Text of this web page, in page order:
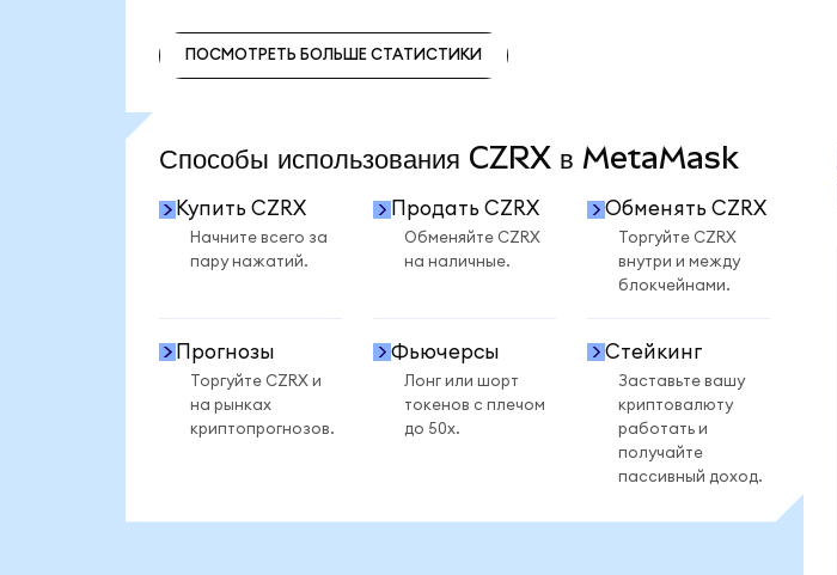
ПОСМОТРЕТЬ БОЛЬШЕ СТАТИСТИКИ
Способы использования CZRX в MetaMask
Купить CZRX
Начните всего за
пару нажатий.
Продать CZRX
Обменяйте CZRX
на наличные.
Обменять CZRX
Торгуйте CZRX
внутри и между
блокчейнами.
Прогнозы
Торгуйте CZRX и
на рынках
криптопрогнозов.
Фьючерсы
Лонг или шорт
токенов с плечом
до 50x.
Стейкинг
Заставьте вашу
криптовалюту
работать и
получайте
пассивный доход.